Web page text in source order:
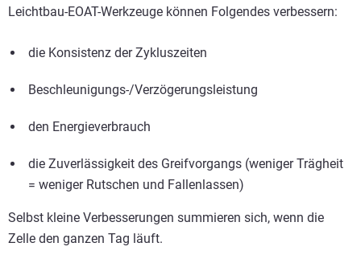
Leichtbau-EOAT-Werkzeuge können Folgendes verbessern:
die Konsistenz der Zykluszeiten
Beschleunigungs-/Verzögerungsleistung
den Energieverbrauch
die Zuverlässigkeit des Greifvorgangs (weniger Trägheit
= weniger Rutschen und Fallenlassen)
Selbst kleine Verbesserungen summieren sich, wenn die
Zelle den ganzen Tag läuft.